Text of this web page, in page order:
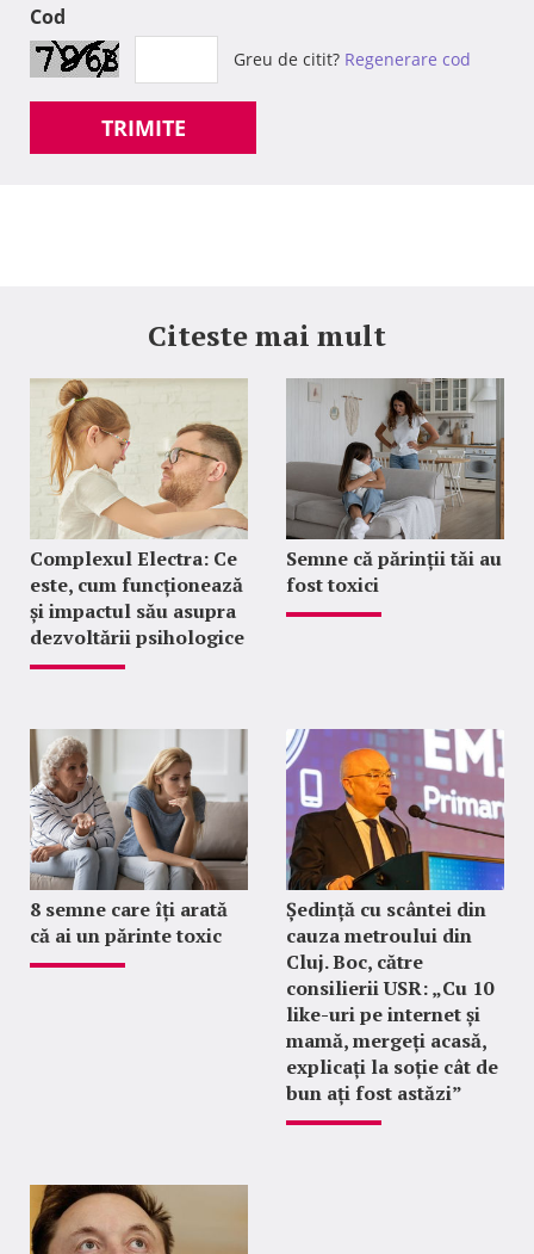
Cod
Greu de citit? Regenerare cod
TRIMITE
Citeste mai mult
Complexul Electra: Ce
este, cum funcționează
și impactul său asupra
dezvoltării psihologice
Semne că părinții tăi au
fost toxici
8 semne care îți arată
că ai un părinte toxic
Ședință cu scântei din
cauza metroului din
Cluj. Boc, către
consilierii USR: „Cu 10
like-uri pe internet și
mamă, mergeți acasă,
explicați la soție cât de
bun ați fost astăzi”